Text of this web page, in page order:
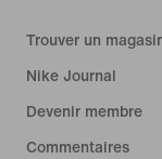
Trouver un
Nike Journal
Devenir membre
Commentaires